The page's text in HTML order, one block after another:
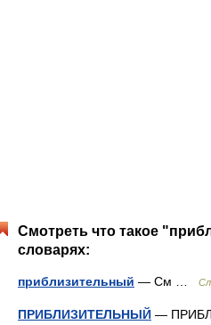
Смотреть что такое
словарях:
приблизительный — См …
ПРИБЛИЗИТЕЛЬНЫЙ —